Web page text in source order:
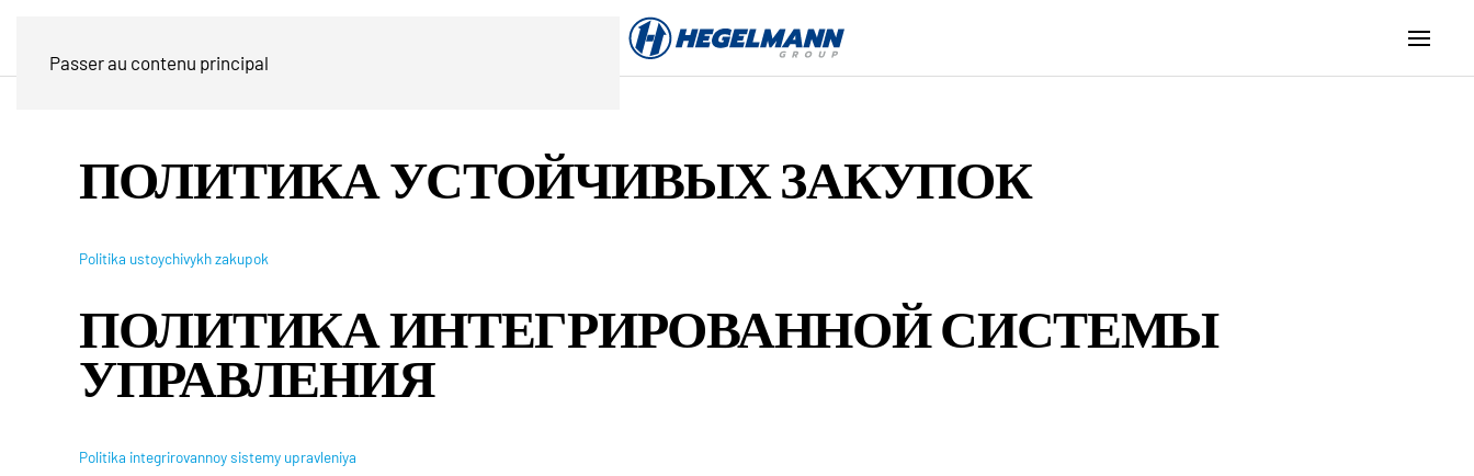
Passer au contenu principal
ПОЛИТИКА УСТОЙЧИВЫХ ЗАКУПОК
Politika ustoychivykh zakupok
ПОЛИТИКА ИНТЕГРИРОВАННОЙ СИСТЕМЫ
УПРАВЛЕНИЯ
Politika integrirovannoy sistemy upravleniya